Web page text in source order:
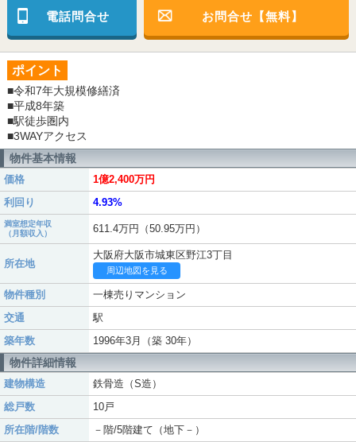
電話問合せ お問合せ【無料】
ポイント
■令和7年大規模修繕済
■平成8年築
■駅徒歩圏内
■3WAYアクセス
物件基本情報
価格
1億2,400万円
利回り
4.93%
満室想定年収
（月額収入）
611.4万円（50.95万円）
所在地
大阪府大阪市城東区野江3丁目
周辺地図を見る
物件種別
一棟売りマンション
交通
駅
築年数
1996年3月（築 30年）
物件詳細情報
建物構造
鉄骨造（S造）
総戸数
10戸
所在階/階数
－階/5階建て（地下－）